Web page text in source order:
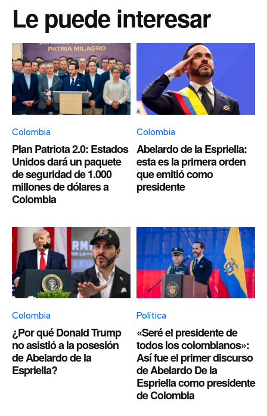
Le puede interesar
Colombia
Plan Patriota 2.0: Estados
Unidos dará un paquete
de seguridad de 1.000
millones de dólares a
Colombia
Colombia
Abelardo de la Espriella:
esta es la primera orden
que emitió como
presidente
Colombia
¿Por qué Donald Trump
no asistió a la posesión
de Abelardo de la
Espriella?
Política
«Seré el presidente de
todos los colombianos»:
Así fue el primer discurso
de Abelardo De la
Espriella como presidente
de Colombia